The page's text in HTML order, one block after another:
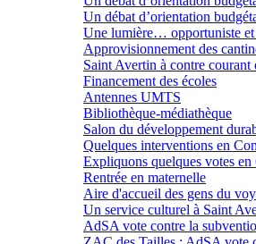
Un débat d’orientation
Une lumière… opportuniste et
Approvisionnement des
Saint Avertin à contre courant
Financement des écoles
Antennes UMTS
Bibliothèque-médiathèque
Salon du développement
Quelques interventions en
Expliquons quelques votes
Rentrée en maternelle
Aire d'accueil des gens du
Un service culturel à Saint
AdSA vote contre la